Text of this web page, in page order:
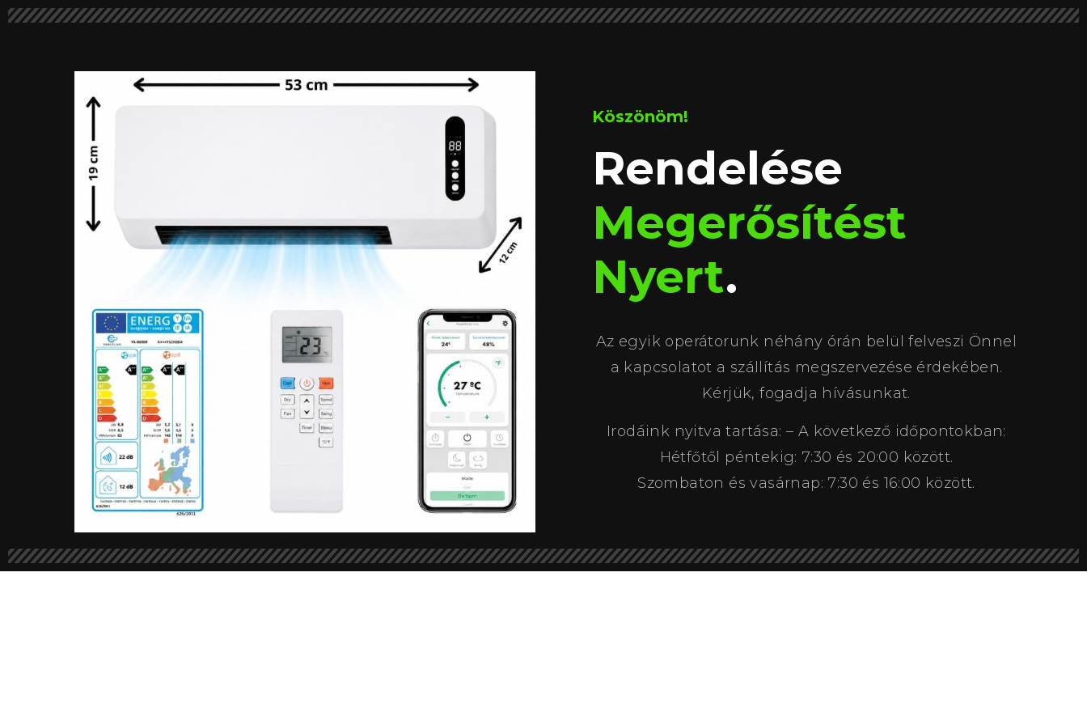
Köszönöm!
Rendelése
Megerősítést
Nyert.
Az egyik operátorunk néhány órán belül felveszi Önnel
a kapcsolatot a szállítás megszervezése érdekében.
Kérjük, fogadja hívásunkat.
Irodáink nyitva tartása: – A következő időpontokban:
Hétfőtől péntekig: 7:30 és 20:00 között.
Szombaton és vasárnap: 7:30 és 16:00 között.